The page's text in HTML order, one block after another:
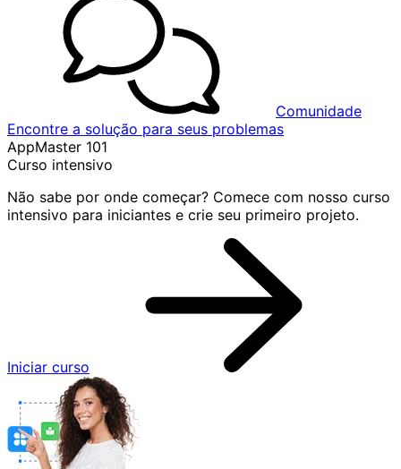
Comunidade
Encontre a solução para seus problemas
AppMaster 101
Curso intensivo
Não sabe por onde começar? Comece com nosso curso
intensivo para iniciantes e crie seu primeiro projeto.
Iniciar curso